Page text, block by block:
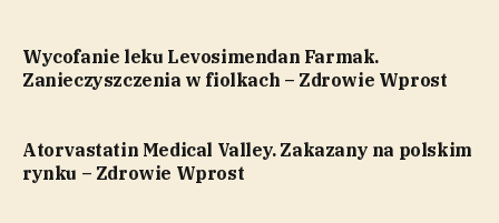
Wycofanie leku Levosimendan Farmak.
Zanieczyszczenia w fiolkach – Zdrowie Wprost
Atorvastatin Medical Valley. Zakazany na polskim
rynku – Zdrowie Wprost